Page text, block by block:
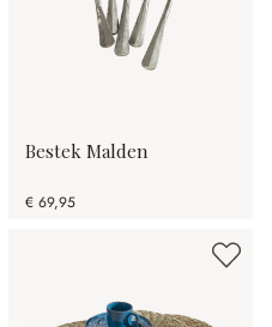
Bestek Malden
€ 69,95